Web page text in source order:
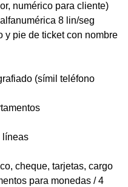
numérico para cliente)
8 lin/seg
y pie de ticket con nombre
(símil teléfono
líneas
cheque, tarjetas, cargo
para monedas / 4